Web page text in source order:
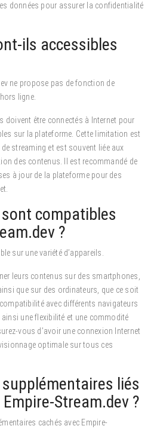
données pour assurer la confidentialité
ils accessibles
ne propose pas de fonction de
ligne.
doivent être connectés à Internet pour
sur la plateforme. Cette limitation est
streaming et est souvent liée aux
des contenus. Il est recommandé de
à jour de la plateforme pour des
compatibles
?
sur une variété d’appareils.
leurs contenus sur des smartphones,
que sur des ordinateurs, que ce soit
avec différents navigateurs
une flexibilité et une commodité
vous d’avoir une connexion Internet
optimale sur tous ces
liés
Stream.dev ?
cachés avec Empire-